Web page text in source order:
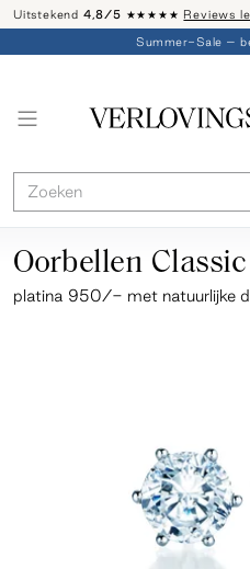
Uitstekend 4,8/5 ★★★★★ Reviews
Summer-Sale –
Oorbellen Classic
platina 950/- met natuurlijke